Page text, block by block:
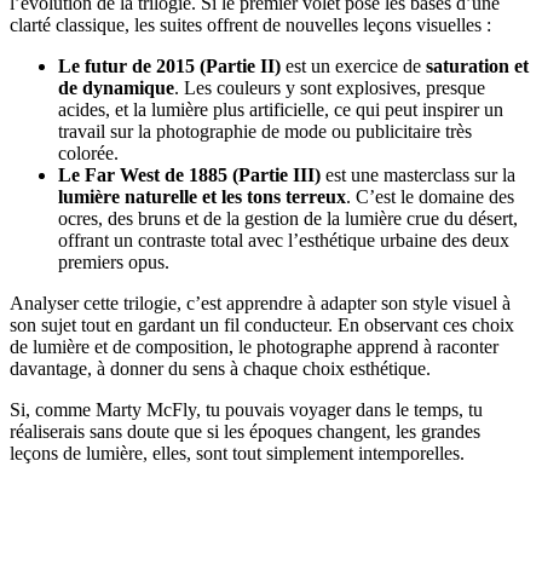
clarté classique, les suites offrent de nouvelles leçons visuelles :
Le futur de 2015 (Partie II) est un exercice de saturation et
de dynamique. Les couleurs y sont explosives, presque
acides, et la lumière plus artificielle, ce qui peut inspirer un
travail sur la photographie de mode ou publicitaire très
colorée.
Le Far West de 1885 (Partie III) est une masterclass sur la
lumière naturelle et les tons terreux. C’est le domaine des
ocres, des bruns et de la gestion de la lumière crue du désert,
offrant un contraste total avec l’esthétique urbaine des deux
premiers opus.
Analyser cette trilogie, c’est apprendre à adapter son style visuel à
son sujet tout en gardant un fil conducteur. En observant ces choix
de lumière et de composition, le photographe apprend à raconter
davantage, à donner du sens à chaque choix esthétique.
Si, comme Marty McFly, tu pouvais voyager dans le temps, tu
réaliserais sans doute que si les époques changent, les grandes
leçons de lumière, elles, sont tout simplement intemporelles.